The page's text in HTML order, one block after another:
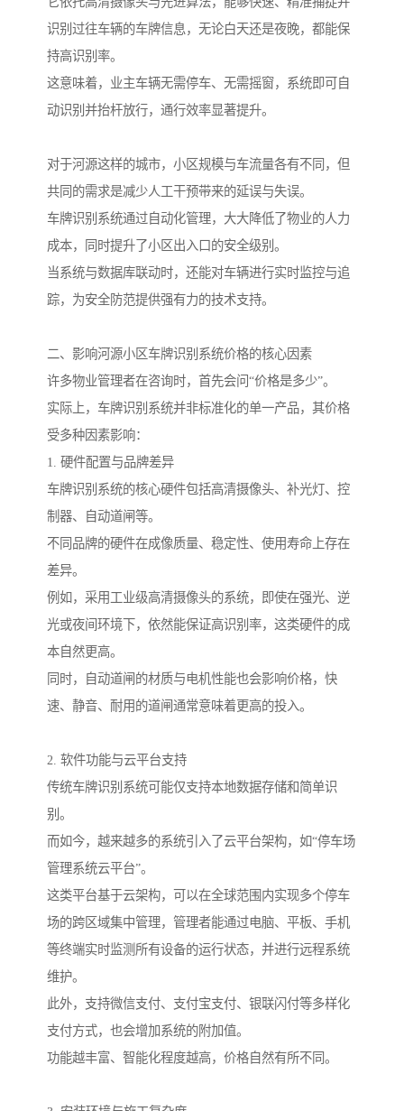
识别过往车辆的车牌信息，无论白天还是夜晚，都能保
持高识别率。
这意味着，业主车辆无需停车、无需摇窗，系统即可自
动识别并抬杆放行，通行效率显著提升。
对于河源这样的城市，小区规模与车流量各有不同，但
共同的需求是减少人工干预带来的延误与失误。
车牌识别系统通过自动化管理，大大降低了物业的人力
成本，同时提升了小区出入口的安全级别。
当系统与数据库联动时，还能对车辆进行实时监控与追
踪，为安全防范提供强有力的技术支持。
二、影响河源小区车牌识别系统价格的核心因素
许多物业管理者在咨询时，首先会问“价格是多少”。
实际上，车牌识别系统并非标准化的单一产品，其价格
受多种因素影响：
1. 硬件配置与品牌差异
车牌识别系统的核心硬件包括高清摄像头、补光灯、控
制器、自动道闸等。
不同品牌的硬件在成像质量、稳定性、使用寿命上存在
差异。
例如，采用工业级高清摄像头的系统，即使在强光、逆
光或夜间环境下，依然能保证高识别率，这类硬件的成
本自然更高。
同时，自动道闸的材质与电机性能也会影响价格，快
速、静音、耐用的道闸通常意味着更高的投入。
2. 软件功能与云平台支持
传统车牌识别系统可能仅支持本地数据存储和简单识
别。
而如今，越来越多的系统引入了云平台架构，如“停车场
管理系统云平台”。
这类平台基于云架构，可以在全球范围内实现多个停车
场的跨区域集中管理，管理者能通过电脑、平板、手机
等终端实时监测所有设备的运行状态，并进行远程系统
维护。
此外，支持微信支付、支付宝支付、银联闪付等多样化
支付方式，也会增加系统的附加值。
功能越丰富、智能化程度越高，价格自然有所不同。